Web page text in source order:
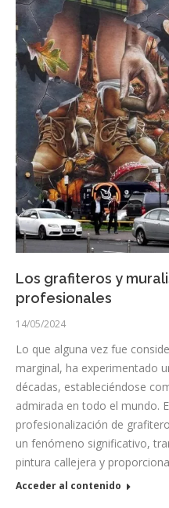
Los grafiteros y
profesionales
14/05/2024
Lo que alguna vez fue
marginal, ha experimentado
décadas, estableciéndose
admirada en todo el mundo.
profesionalización de
un fenómeno significativo,
pintura callejera y
Acceder al contenido